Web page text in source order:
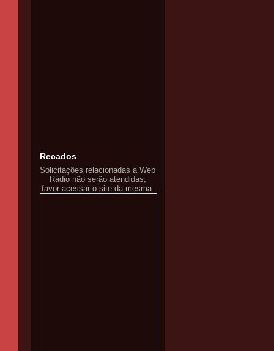
Recados
Solicitações relacionadas a Web
Rádio não serão atendidas,
favor acessar o site da mesma.